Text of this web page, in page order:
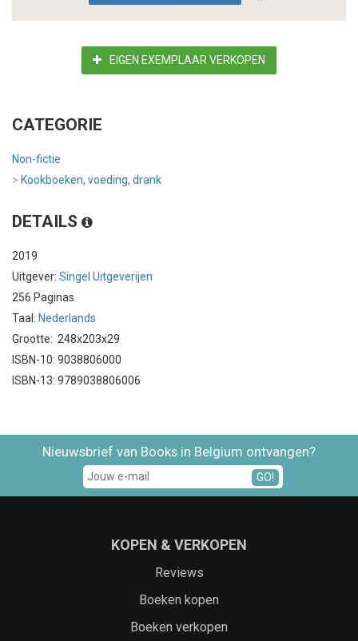
EIGEN EXEMPLAAR VERKOPEN
CATEGORIE
Non-fictie
> Kookboeken, voeding, drank
DETAILS
2019
Uitgever: Singel Uitgeverijen
256 Paginas
Taal: Nederlands
Grootte: 248x203x29
ISBN-10: 9038806000
ISBN-13: 9789038806006
Nieuwsbrief van Books in Belgium ontvangen?
GO!
KOPEN & VERKOPEN
Reviews
Boeken kopen
Boeken verkopen